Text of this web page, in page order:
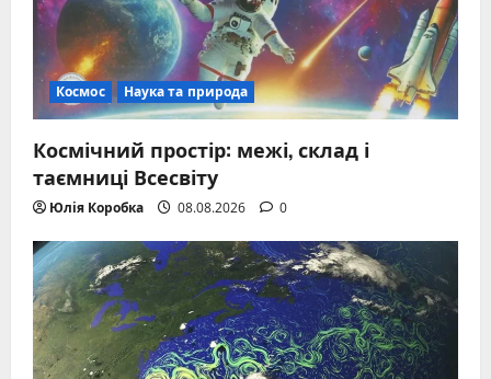
Космос Наука та природа
Космічний простір: межі, склад і
таємниці Всесвіту
Юлія Коробка 08.08.2026 0